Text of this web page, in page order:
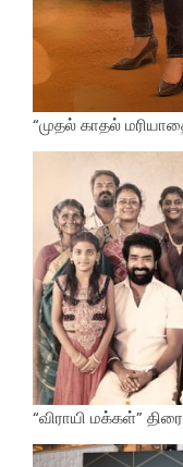
“முதல் காதல்
“விராயி மக்கள்”